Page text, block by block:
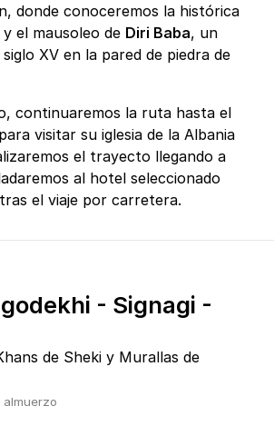
donde conoceremos la histórica
y el mausoleo de Diri Baba, un
XV en la pared de piedra de
continuaremos la ruta hasta el
para visitar su iglesia de la Albania
el trayecto llegando a
al hotel seleccionado
el viaje por carretera.
- Signagi -
de Sheki y Murallas de